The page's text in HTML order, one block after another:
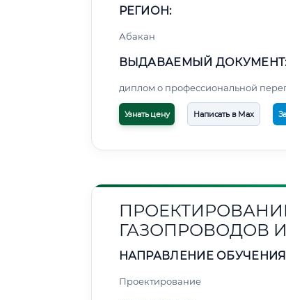
РЕГИОН:
Абакан
ВЫДАВАЕМЫЙ
диплом о профессиональной
Узнать цену Написать в Max
ГАЗОПРОВОДОВ
НАПРАВЛЕНИЕ
Проектирование